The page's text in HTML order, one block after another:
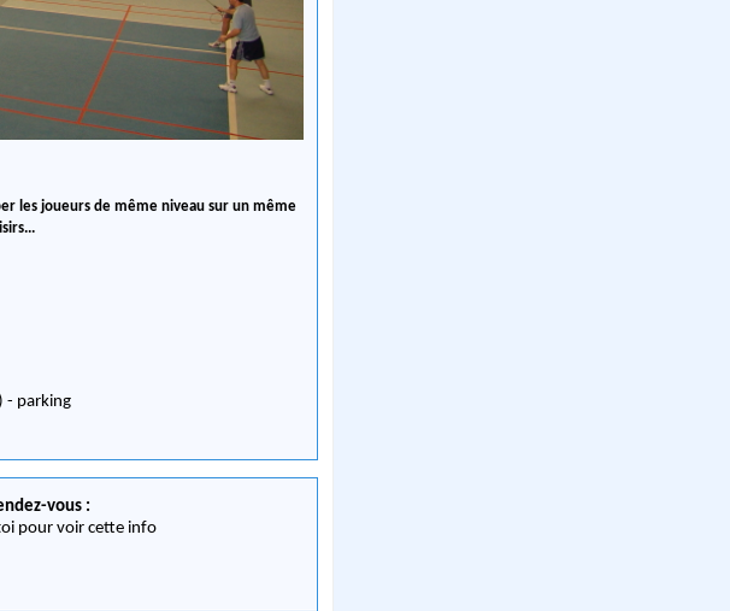
les joueurs de même niveau sur un même
- parking
vous :
pour voir cette info